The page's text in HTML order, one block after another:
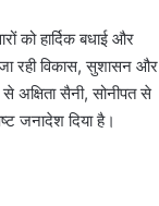
को हार्दिक बधाई और
जा रही विकास, सुशासन और
अक्षिता सैनी, सोनीपत से
जनादेश दिया है।